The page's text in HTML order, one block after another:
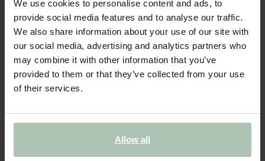
We use cookies to personalise content and ads, to
provide social media features and to analyse our traffic.
We also share information about your use of our site with
our social media, advertising and analytics partners who
may combine it with other information that you’ve
provided to them or that they’ve collected from your use
of their services.
Allow all
Gratis verzending naar winkel
Achteraf betalen
Snelle levering
OMSCHRIJVING